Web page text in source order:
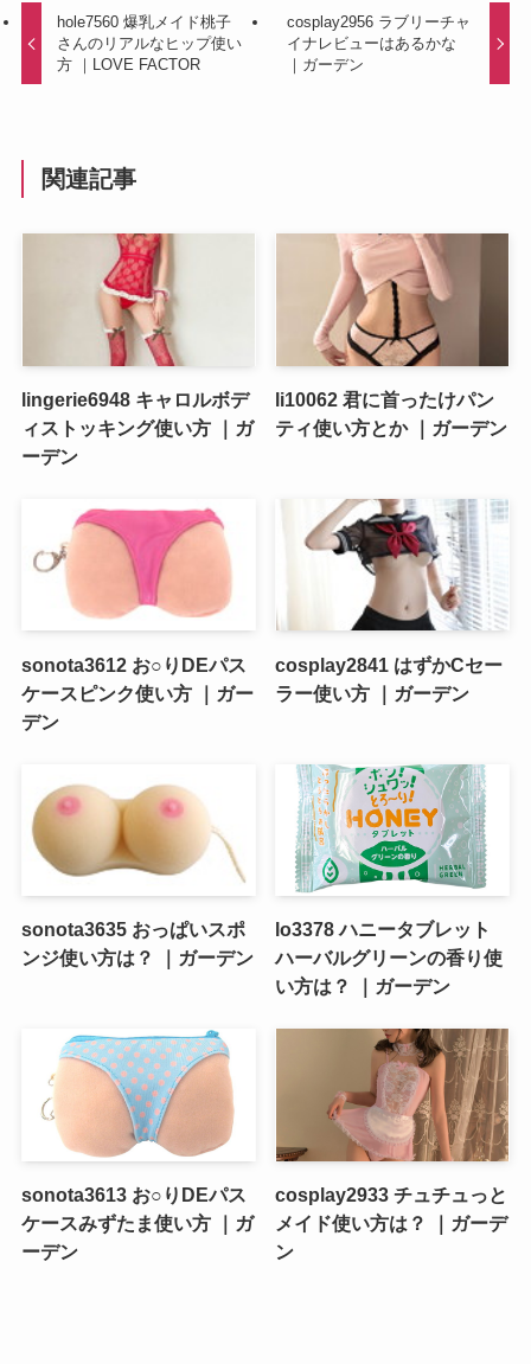
hole7560 爆乳メイド桃子
さんのリアルなヒップ使い
方 ｜LOVE FACTOR
cosplay2956 ラブリーチャ
イナレビューはあるかな
｜ガーデン
関連記事
lingerie6948 キャロルボデ
ィストッキング使い方 ｜ガ
ーデン
li10062 君に首ったけパン
ティ使い方とか ｜ガーデン
sonota3612 お○りDEパス
ケースピンク使い方 ｜ガー
デン
cosplay2841 はずかCセー
ラー使い方 ｜ガーデン
sonota3635 おっぱいスポ
ンジ使い方は？ ｜ガーデン
lo3378 ハニータブレット
ハーバルグリーンの香り使
い方は？ ｜ガーデン
sonota3613 お○りDEパス
ケースみずたま使い方 ｜ガ
ーデン
cosplay2933 チュチュっと
メイド使い方は？ ｜ガーデ
ン